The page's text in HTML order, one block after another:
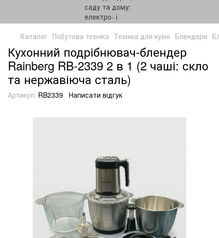
Каталог Побутова техніка Техніка для кухні Блендери
Кухонний подрібнювач-блендер
Rainberg RB-2339 2 в 1 (2 чаші: скло
та нержавіюча сталь)
Артикул: RB2339 Написати відгук